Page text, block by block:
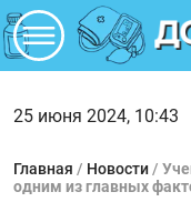
25 июня 2024, 10:43
Главная / Новости /
одним из главных